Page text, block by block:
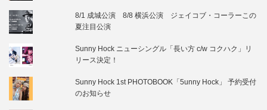
8/1 成城公演 8/8 横浜公演 ジェイコブ・コーラーこの
夏注目公演
Sunny Hock ニューシングル「長い方 c/w コクハク」リ
リース決定！
Sunny Hock 1st PHOTOBOOK「5unny Hock」 予約受付
のお知らせ